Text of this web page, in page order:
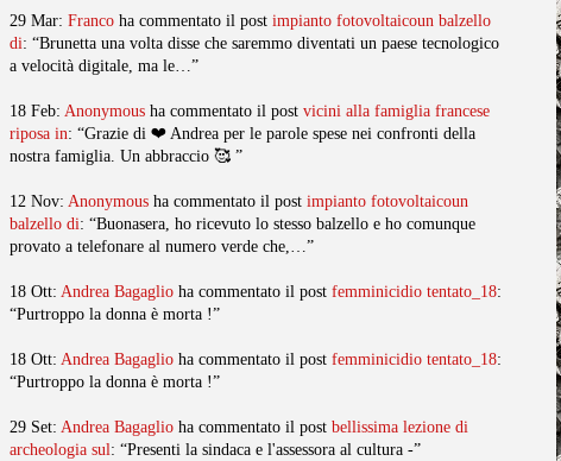
29 Mar: Franco ha commentato il post impianto fotovoltaicoun balzello
di: “Brunetta una volta disse che saremmo diventati un paese tecnologico
a velocità digitale, ma le…”
18 Feb: Anonymous ha commentato il post vicini alla famiglia francese
riposa in: “Grazie di ❤️ Andrea per le parole spese nei confronti della
nostra famiglia. Un abbraccio 🥰 ”
12 Nov: Anonymous ha commentato il post impianto fotovoltaicoun
balzello di: “Buonasera, ho ricevuto lo stesso balzello e ho comunque
provato a telefonare al numero verde che,…”
18 Ott: Andrea Bagaglio ha commentato il post femminicidio tentato_18:
“Purtroppo la donna è morta !”
18 Ott: Andrea Bagaglio ha commentato il post femminicidio tentato_18:
“Purtroppo la donna è morta !”
29 Set: Andrea Bagaglio ha commentato il post bellissima lezione di
archeologia sul : “Presenti la sindaca e l'assessora al cultura -”